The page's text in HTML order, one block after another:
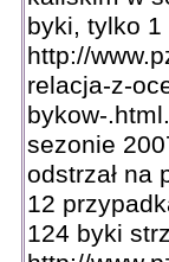
byki, tylko 1
http://
relacja-z-
bykow-
sezonie
odstrzał na
12
124 byki